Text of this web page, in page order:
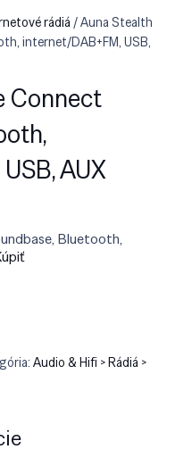
rádiá / Auna Stealth
internet/DAB+FM, USB,
Connect
AUX
Bluetooth,
Audio & Hifi > Rádiá >